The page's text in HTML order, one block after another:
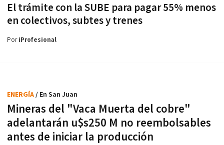
El trámite con la SUBE para pagar 55% menos
en colectivos, subtes y trenes
PoriProfesional
Mineras del "Vaca Muerta del cobre"
adelantarán u$s250 M no reembolsables
antes de iniciar la producción
ENERGÍA/ En San Juan